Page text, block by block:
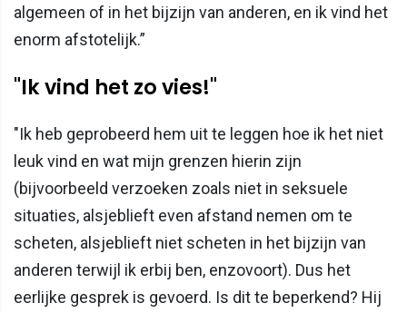
algemeen of in het bijzijn van anderen, en ik vind het
enorm afstotelijk.”
"Ik vind het zo vies!"
"Ik heb geprobeerd hem uit te leggen hoe ik het niet
leuk vind en wat mijn grenzen hierin zijn
(bijvoorbeeld verzoeken zoals niet in seksuele
situaties, alsjeblieft even afstand nemen om te
scheten, alsjeblieft niet scheten in het bijzijn van
anderen terwijl ik erbij ben, enzovoort). Dus het
eerlijke gesprek is gevoerd. Is dit te beperkend? Hij